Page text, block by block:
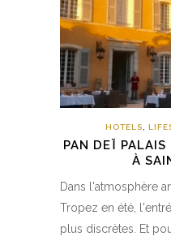
HOTELS,
PAN DEÏ PALAIS
À
Dans l'atmosphère
Tropez en été,
plus discrètes. Et